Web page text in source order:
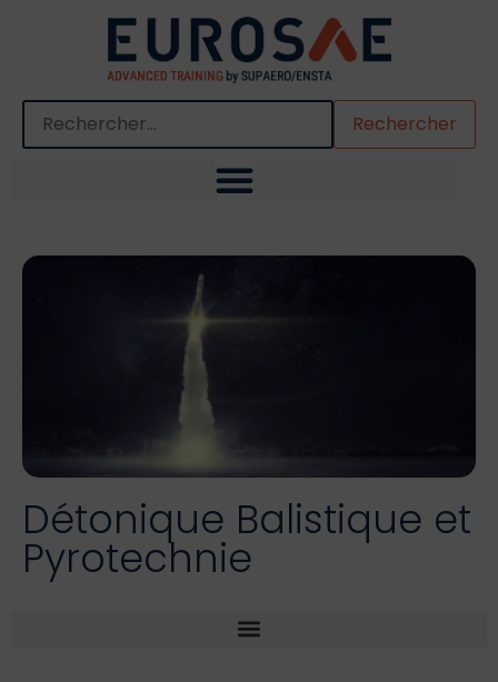
Quand les résultats de l'auto-complétion sont
Détonique Balistique et
Pyrotechnie